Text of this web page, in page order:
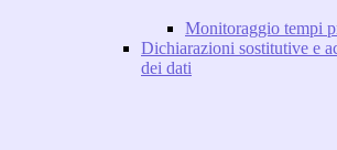
Monitoraggio tempi
Dichiarazioni sostitutive e
dei dati